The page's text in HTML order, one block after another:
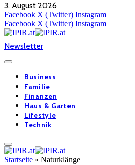
3. August 2026
Facebook X (Twitter) Instagram
Facebook X (Twitter) Instagram
Newsletter
Business
Familie
Finanzen
Haus & Garten
Lifestyle
Technik
Startseite » Naturklänge